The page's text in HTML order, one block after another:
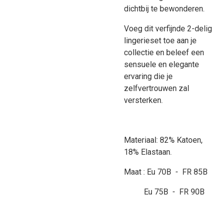
dichtbij te bewonderen.
Voeg dit verfijnde 2-delig
lingerieset toe aan je
collectie en beleef een
sensuele en elegante
ervaring die je
zelfvertrouwen zal
versterken.
Materiaal: 82% Katoen,
18% Elastaan.
Maat : Eu 70B - FR 85B
Eu 75B - FR 90B